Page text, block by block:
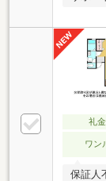
礼
ワン
保証人